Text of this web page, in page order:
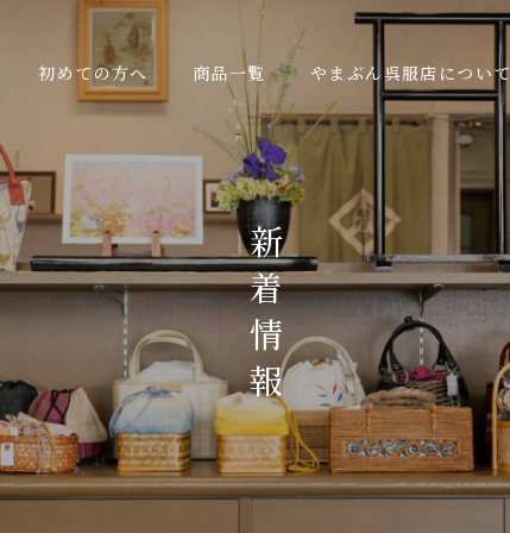
初めての方へ 商品一覧 やまぶん呉服店について
新
着
情
報